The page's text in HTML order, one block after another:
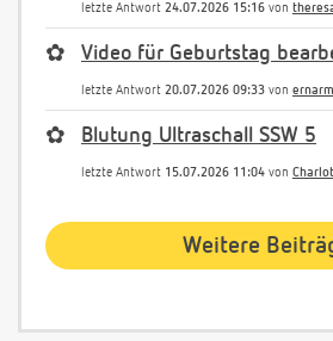
letzte Antwort 24.07.2026 15:16 von
✿ Video für Geburtstag
letzte Antwort 20.07.2026 09:33 von
✿ Blutung Ultraschall SSW 5
letzte Antwort 15.07.2026 11:04 von
Weitere